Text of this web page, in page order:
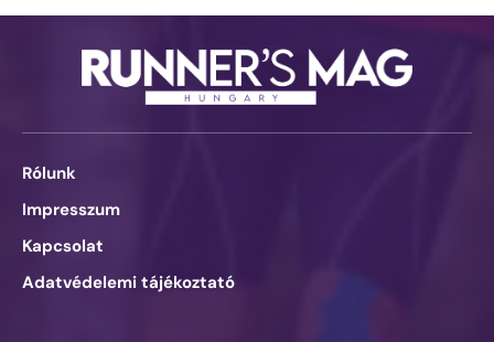
Rólunk
Impresszum
Kapcsolat
Adatvédelemi tájékoztató